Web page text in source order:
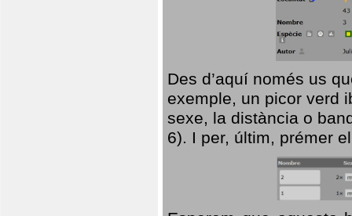
Des d’aquí només us
exemple, un picor verd
sexe, la distància o
6). I per, últim, prémer